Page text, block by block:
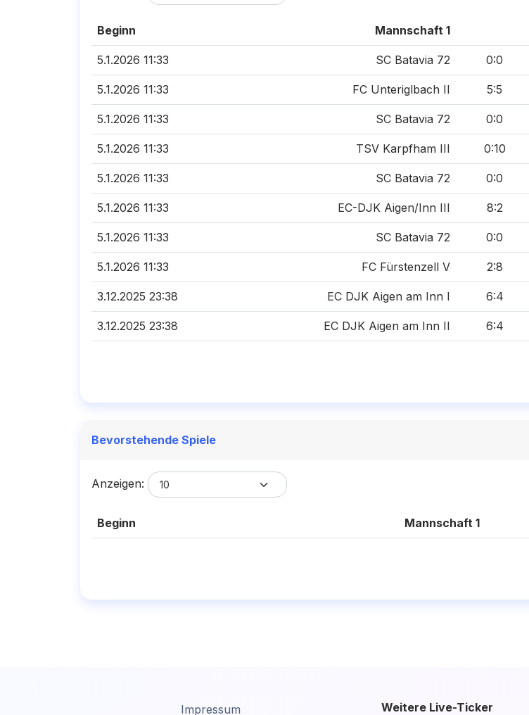
Beginn Mannschaft 1
5.1.2026 11:33 SC Batavia 72 0:0
5.1.2026 11:33 FC Unteriglbach II 5:5
5.1.2026 11:33 SC Batavia 72 0:0
5.1.2026 11:33 TSV Karpfham III 0:10
5.1.2026 11:33 SC Batavia 72 0:0
5.1.2026 11:33 EC-DJK Aigen/Inn III 8:2
5.1.2026 11:33 SC Batavia 72 0:0
5.1.2026 11:33 FC Fürstenzell V 2:8
3.12.2025 23:38 EC DJK Aigen am Inn I 6:4
3.12.2025 23:38 EC DJK Aigen am Inn II 6:4
Bevorstehende Spiele
Anzeigen:
Beginn Mannschaft 1
Impressum Weitere Live-Ticker